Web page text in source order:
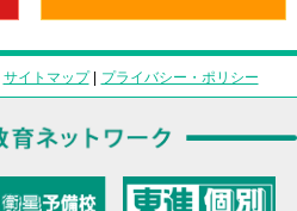
サイトマップ| プライバシー・ポリシー